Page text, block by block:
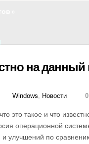
на
Windows, Новости
это такое и что
операционной
и улучшений по